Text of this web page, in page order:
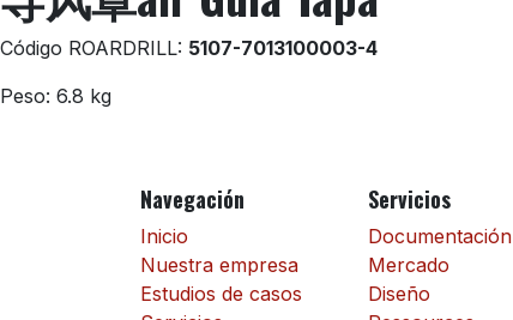
Código ROARDRILL: 5107-7013100003-4
Peso: 6.8 kg
Navegación
Inicio
Nuestra empresa
Estudios de casos
Servicios
Documentación
Mercado
Diseño